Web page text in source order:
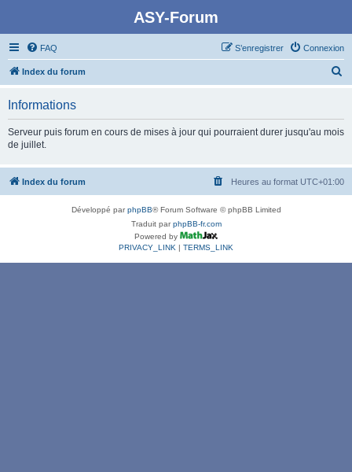
ASY-Forum
FAQ Connexion
S’enregistrer
Index du forum
c
Informations
Serveur puis forum en cours de mises à jour qui pourraient durer jusqu'au mois
de juillet.
Index du forum Heures au format UTC+01:00
Développé parphpBB® Forum Software © phpBB Limited
Traduit parphpBB-fr.com
Powered by
PRIVACY_LINK | TERMS_LINK